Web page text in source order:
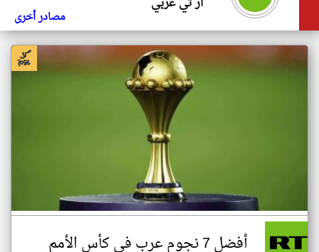
مصادر أخرى
أفضل 7 نجوم عرب في كأس الأمم